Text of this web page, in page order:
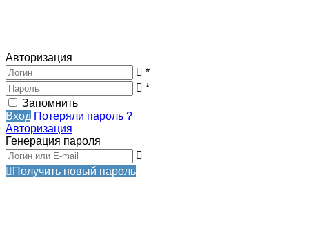
Авторизация
*
*
Запомнить
Вход Потеряли пароль ?
Авторизация
Генерация пароля
Получить новый пароль